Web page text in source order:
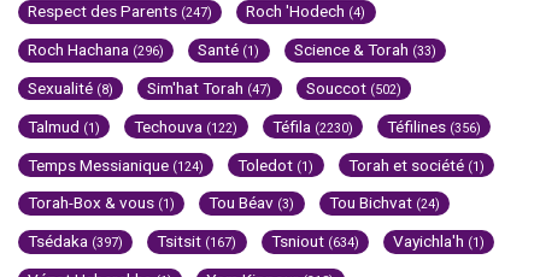
Respect des Parents (247) Roch 'Hodech (4)
Roch Hachana (296) Santé (1) Science & Torah (33)
Sexualité (8) Sim'hat Torah (47) Souccot (502)
Talmud (1) Techouva (122) Téfila (2230) Téfilines (356)
Temps Messianique (124) Toledot (1) Torah et société (1)
Torah-Box & vous (1) Tou Béav (3) Tou Bichvat (24)
Tsédaka (397) Tsitsit (167) Tsniout (634) Vayichla'h (1)